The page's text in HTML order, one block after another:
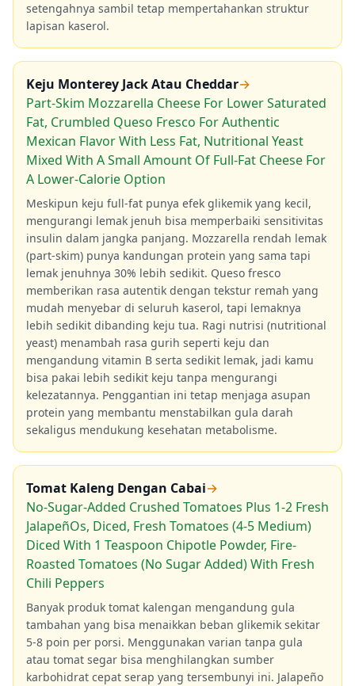
setengahnya sambil tetap mempertahankan struktur
lapisan kaserol.
Keju Monterey Jack Atau Cheddar→
Part-Skim Mozzarella Cheese For Lower Saturated
Fat, Crumbled Queso Fresco For Authentic
Mexican Flavor With Less Fat, Nutritional Yeast
Mixed With A Small Amount Of Full-Fat Cheese For
A Lower-Calorie Option
Meskipun keju full-fat punya efek glikemik yang kecil,
mengurangi lemak jenuh bisa memperbaiki sensitivitas
insulin dalam jangka panjang. Mozzarella rendah lemak
(part-skim) punya kandungan protein yang sama tapi
lemak jenuhnya 30% lebih sedikit. Queso fresco
memberikan rasa autentik dengan tekstur remah yang
mudah menyebar di seluruh kaserol, tapi lemaknya
lebih sedikit dibanding keju tua. Ragi nutrisi (nutritional
yeast) menambah rasa gurih seperti keju dan
mengandung vitamin B serta sedikit lemak, jadi kamu
bisa pakai lebih sedikit keju tanpa mengurangi
kelezatannya. Penggantian ini tetap menjaga asupan
protein yang membantu menstabilkan gula darah
sekaligus mendukung kesehatan metabolisme.
Tomat Kaleng Dengan Cabai→
No-Sugar-Added Crushed Tomatoes Plus 1-2 Fresh
JalapeñOs, Diced, Fresh Tomatoes (4-5 Medium)
Diced With 1 Teaspoon Chipotle Powder, Fire-
Roasted Tomatoes (No Sugar Added) With Fresh
Chili Peppers
Banyak produk tomat kalengan mengandung gula
tambahan yang bisa menaikkan beban glikemik sekitar
5-8 poin per porsi. Menggunakan varian tanpa gula
atau tomat segar bisa menghilangkan sumber
karbohidrat cepat serap yang tersembunyi ini. Jalapeño